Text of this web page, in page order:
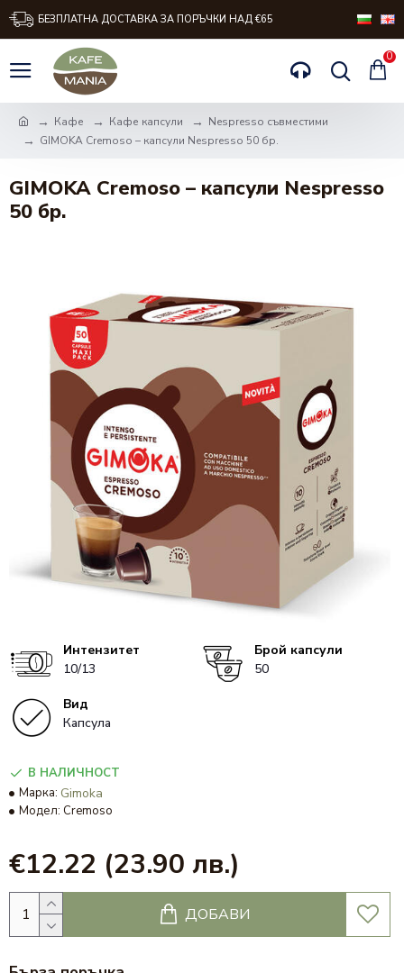
БЕЗПЛАТНА ДОСТАВКА ЗА ПОРЪЧКИ НАД €65
0
Кафе Кафе капсули
Nespresso съвместими
GIMOKA Cremoso – капсули Nespresso 50 бр.
GIMOKA Cremoso – капсули Nespresso
50 бр.
Интензитет
10/13
Брой капсули
50
Вид
Капсула
В НАЛИЧНОСТ
Марка: Gimoka
Модел: Cremoso
€12.22 (23.90 лв.)
ДОБАВИ